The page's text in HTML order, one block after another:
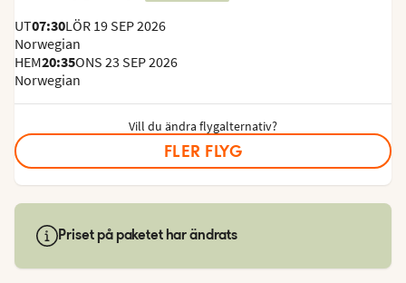
UT07:30LÖR 19 SEP 2026
Norwegian
HEM20:35ONS 23 SEP 2026
Norwegian
Vill du ändra flygalternativ?
FLER FLYG
Priset på paketet har ändrats